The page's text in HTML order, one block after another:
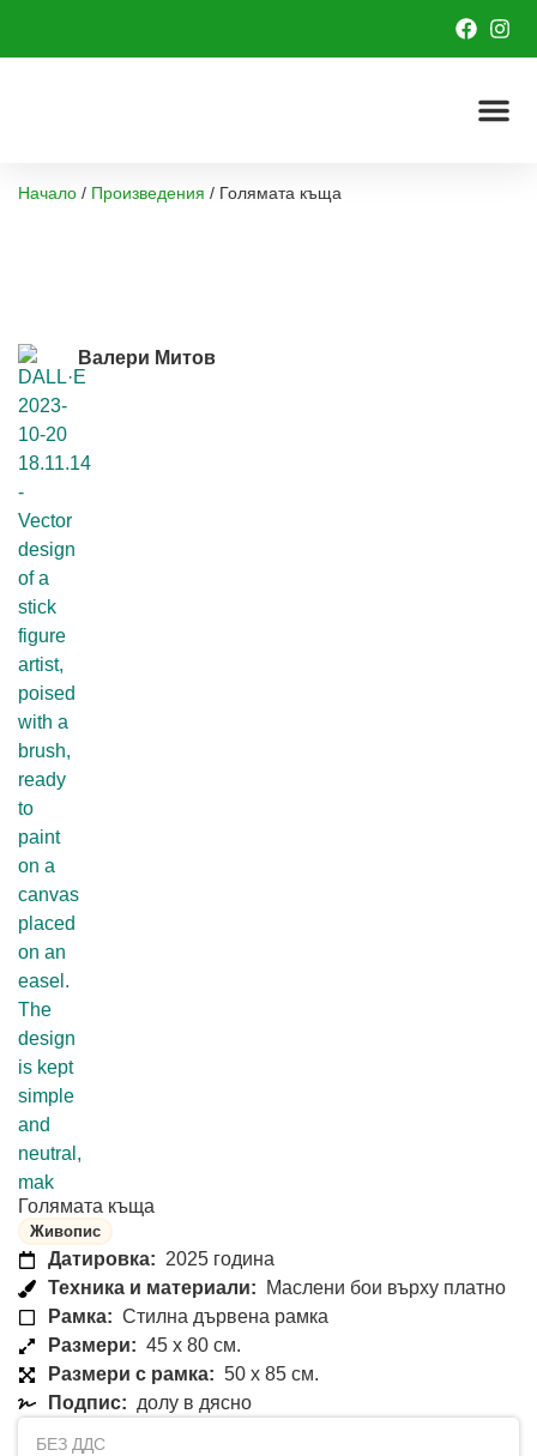
Начало / Произведения / Голямата къща
Валери Митов
Голямата къща
Живопис
Датировка: 2025 година
Техника и материали: Маслени бои върху платно
Рамка: Стилна дървена рамка
Размери: 45 x 80 см.
Размери с рамка: 50 x 85 см.
Подпис: долу в дясно
БЕЗ ДДС